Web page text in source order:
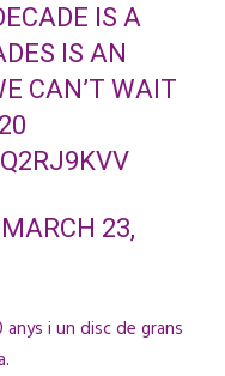
IS A
IS AN
CAN’T WAIT
MARCH 23,
i un disc de grans
.